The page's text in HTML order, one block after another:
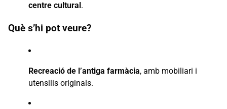
centre cultural .
Què s’hi pot veure?
Recreació de l’antiga farmàcia, amb mobiliari i
utensilis originals.